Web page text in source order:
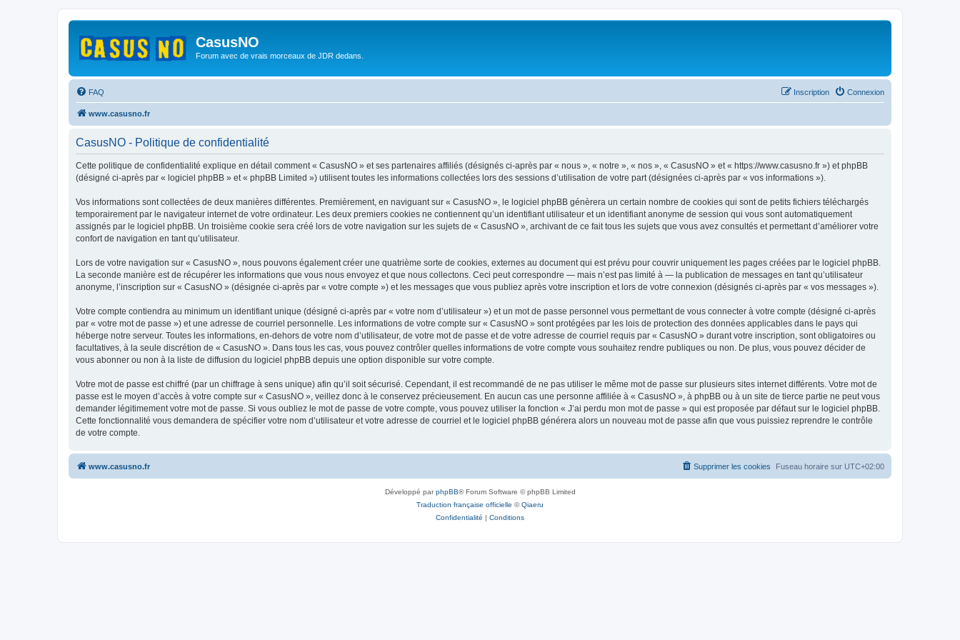
CasusNO
Forum avec de vrais morceaux de JDR dedans.
FAQ Connexion
Inscription
www.casusno.fr
CasusNO - Politique de confidentialité
Cette politique de confidentialité explique en détail comment « CasusNO » et ses partenaires affiliés (désignés ci-après par « nous », « notre », « nos », « CasusNO » et « https://www.casusno.fr ») et phpBB
(désigné ci-après par « logiciel phpBB » et « phpBB Limited ») utilisent toutes les informations collectées lors des sessions d’utilisation de votre part (désignées ci-après par « vos informations »).
Vos informations sont collectées de deux manières différentes. Premièrement, en naviguant sur « CasusNO », le logiciel phpBB génèrera un certain nombre de cookies qui sont de petits fichiers téléchargés
temporairement par le navigateur internet de votre ordinateur. Les deux premiers cookies ne contiennent qu’un identifiant utilisateur et un identifiant anonyme de session qui vous sont automatiquement
assignés par le logiciel phpBB. Un troisième cookie sera créé lors de votre navigation sur les sujets de « CasusNO », archivant de ce fait tous les sujets que vous avez consultés et permettant d’améliorer votre
confort de navigation en tant qu’utilisateur.
Lors de votre navigation sur « CasusNO », nous pouvons également créer une quatrième sorte de cookies, externes au document qui est prévu pour couvrir uniquement les pages créées par le logiciel phpBB.
La seconde manière est de récupérer les informations que vous nous envoyez et que nous collectons. Ceci peut correspondre — mais n’est pas limité à — la publication de messages en tant qu’utilisateur
anonyme, l’inscription sur « CasusNO » (désignée ci-après par « votre compte ») et les messages que vous publiez après votre inscription et lors de votre connexion (désignés ci-après par « vos messages »).
Votre compte contiendra au minimum un identifiant unique (désigné ci-après par « votre nom d’utilisateur ») et un mot de passe personnel vous permettant de vous connecter à votre compte (désigné ci-après
par « votre mot de passe ») et une adresse de courriel personnelle. Les informations de votre compte sur « CasusNO » sont protégées par les lois de protection des données applicables dans le pays qui
héberge notre serveur. Toutes les informations, en-dehors de votre nom d’utilisateur, de votre mot de passe et de votre adresse de courriel requis par « CasusNO » durant votre inscription, sont obligatoires ou
facultatives, à la seule discrétion de « CasusNO ». Dans tous les cas, vous pouvez contrôler quelles informations de votre compte vous souhaitez rendre publiques ou non. De plus, vous pouvez décider de
vous abonner ou non à la liste de diffusion du logiciel phpBB depuis une option disponible sur votre compte.
Votre mot de passe est chiffré (par un chiffrage à sens unique) afin qu’il soit sécurisé. Cependant, il est recommandé de ne pas utiliser le même mot de passe sur plusieurs sites internet différents. Votre mot de
passe est le moyen d’accès à votre compte sur « CasusNO », veillez donc à le conservez précieusement. En aucun cas une personne affiliée à « CasusNO », à phpBB ou à un site de tierce partie ne peut vous
demander légitimement votre mot de passe. Si vous oubliez le mot de passe de votre compte, vous pouvez utiliser la fonction « J’ai perdu mon mot de passe » qui est proposée par défaut sur le logiciel phpBB.
Cette fonctionnalité vous demandera de spécifier votre nom d’utilisateur et votre adresse de courriel et le logiciel phpBB générera alors un nouveau mot de passe afin que vous puissiez reprendre le contrôle
de votre compte.
www.casusno.fr Fuseau horaire sur UTC+02:00
Supprimer les cookies
Développé parphpBB® Forum Software © phpBB Limited
Traduction française officielle ©Qiaeru
Confidentialité | Conditions